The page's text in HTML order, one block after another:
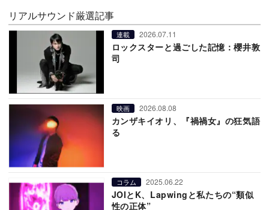
リアルサウンド厳選記事
連載 2026.07.11
ロックスターと過ごした記憶：櫻井敦
司
映画 2026.08.08
カンザキイオリ、『禍禍女』の狂気語
る
コラム 2025.06.22
JOIとK、Lapwingと私たちの“類似
性の正体”